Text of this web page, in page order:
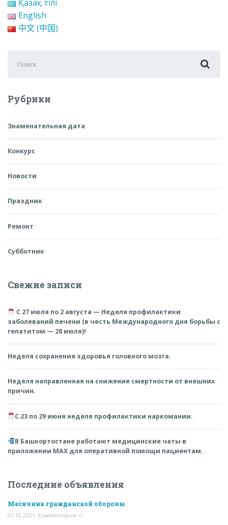
Қазақ тілі
English
中文 (中国)
для:
Рубрики
Знаменательная дата
Конкурс
Новости
Праздник
Ремонт
Субботник
Свежие записи
С 27 июля по 2 августа — Неделя профилактики
заболеваний печени (в честь Международного дня борьбы с
гепатитом — 28 июля)!
Неделя сохранения здоровья головного мозга.
Неделя направленная на снижение смертности от внешних
причин.
С 23 по 29 июня неделя профилактики наркомании.
В Башкортостане работают медицинские чаты в
приложении MAX для оперативной помощи пациентам.
Последние объявления
Месячник гражданской обороны
01.10.2025 Комментарии: 0